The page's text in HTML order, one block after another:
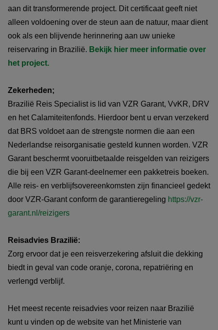
aan dit transformerende project. Dit certificaat geeft niet
alleen voldoening over de steun aan de natuur, maar dient
ook als een blijvende herinnering aan uw unieke
reiservaring in Brazilië. Bekijk hier meer informatie over
het project.
Zekerheden;
Brazilië Reis Specialist is lid van VZR Garant, VvKR, DRV
en het Calamiteitenfonds. Hierdoor bent u ervan verzekerd
dat BRS voldoet aan de strengste normen die aan een
Nederlandse reisorganisatie gesteld kunnen worden. VZR
Garant beschermt vooruitbetaalde reisgelden van reizigers
die bij een VZR Garant-deelnemer een pakketreis boeken.
Alle reis- en verblijfsovereenkomsten zijn financieel gedekt
door VZR-Garant conform de garantieregeling https://vzr-
garant.nl/reizigers
Reisadvies Brazilië:
Zorg ervoor dat je een reisverzekering afsluit die dekking
biedt in geval van code oranje, corona, repatriëring en
verlengd verblijf.
Het meest recente reisadvies voor reizen naar Brazilië
kunt u vinden op de website van het Ministerie van